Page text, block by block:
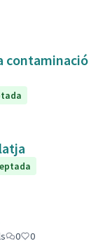
contaminació
0
0